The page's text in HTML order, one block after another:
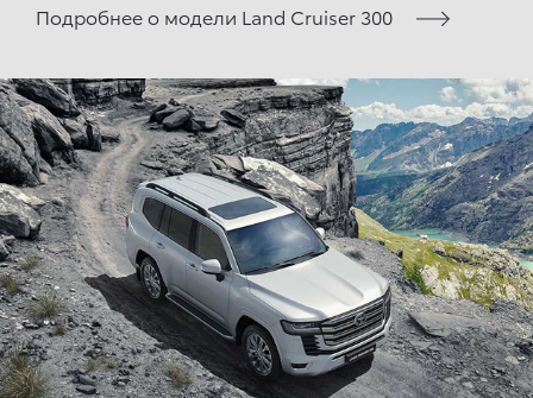
Подробнее о модели Land Cruiser 300